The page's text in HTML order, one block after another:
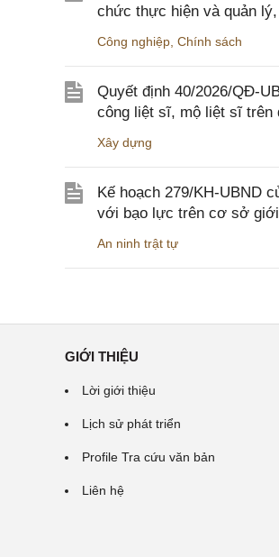
chức thực hiện và quản
Công nghiệp Chính sách
Quyết định 40/2026/QĐ-
công liệt sĩ, mộ liệt sĩ trên
Xây dựng
Kế hoạch 279/KH-UBND
với bạo lực trên cơ sở giới
An ninh trật tự
GIỚI THIỆU
Lời giới thiệu
Lịch sử phát triển
Profile Tra cứu văn bản
Liên hệ